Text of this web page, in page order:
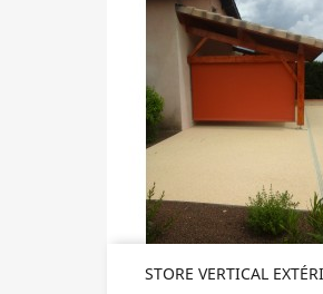
STORE VERTICAL